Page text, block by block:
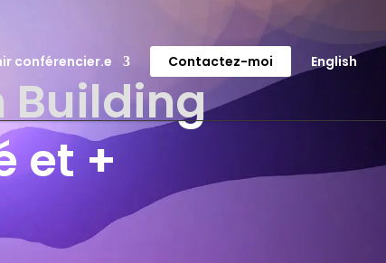
conférencier.e Contactez-moi English
Building
et +